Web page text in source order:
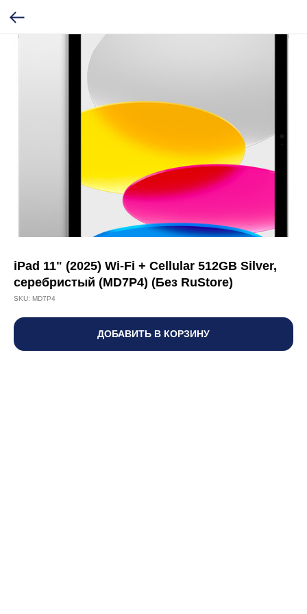
iPad 11" (2025) Wi-Fi + Cellular 512GB Silver,
серебристый (MD7P4) (Без RuStore)
SKU: MD7P4
ДОБАВИТЬ В КОРЗИНУ